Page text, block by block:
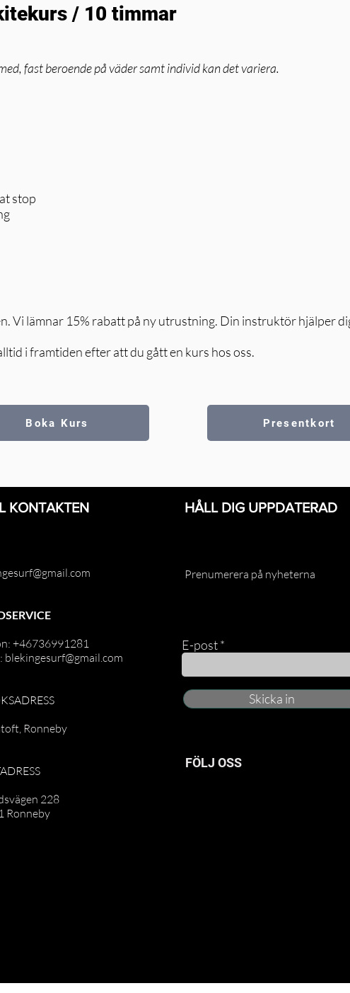
kitekurs / 10 timmar
fast beroende på väder samt individ kan det variera.
stop
Vi lämnar 15% rabatt på ny utrustning. Din instruktör hjälper
i framtiden efter att du gått en kurs hos oss.
Boka Kurs Presentkort
KONTAKTEN HÅLL DIG UPPDATERAD
+46736991281
blekingesurf@gmail.com
Ronneby
228
Ronneby
Prenumerera på nyheterna
E-post
Skicka in
FÖLJ OSS